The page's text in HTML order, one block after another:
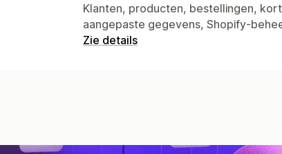
Klanten, producten, bestellingen,
aangepaste gegevens, Shopify-
Zie details